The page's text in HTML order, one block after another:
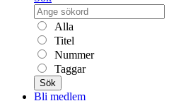
Alla
Titel
Nummer
Taggar
Sök
Bli medlem